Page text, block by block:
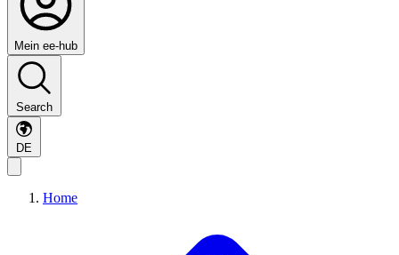
Mein ee-hub
Search
DE
Home